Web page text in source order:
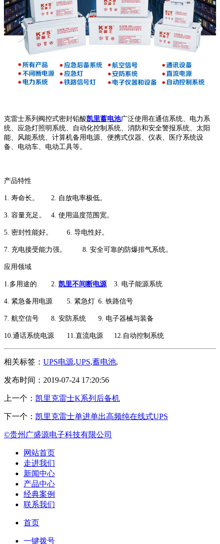
克雷士系列阀控式密封铅酸凯里蓄电池广泛使用在通信系统、电力系
统、应急灯照明系统、自动化控制系统、消防和安全警报系统、太阳
能、风能系统、计算机备用电源、便携式仪器、仪表、医疗系统设
备、电动车、电动工具等。
产品特性
1. 寿命长。 2. 自放电率极低。
3. 容量充足。 4. 使用温度范围宽。
5. 密封性能好。 6. 导电性好。
7. 充电接受能力强。 8. 安全可靠的防爆排气系统。
应用领域
1.多用途的 2. 凯里不间断电源 3. 电子能源系统
4. 紧急备用电源 5. 紧急灯 6. 铁路信号
7. 航空信号 8. 安防系统 9. 电子器械与装备
10.通话系统电源 11.直流电源 12.自动控制系统
相关标签： UPS电源,UPS,蓄电池,
发布时间：2019-07-24 17:20:56
上一个： 凯里克雷士K系列后备机
下一个： 凯里克雷士单进单出高频纯在线式UPS
©贵州广盛源电子科技有限公司
网站首页
走进我们
新闻中心
产品中心
经典案例
联系我们
首页
一键拨号